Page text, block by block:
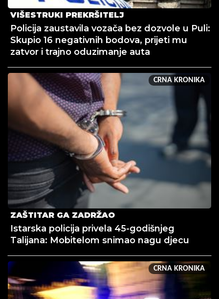
VIŠESTRUKI PREKRŠITELJ
Policija zaustavila vozača bez dozvole u Puli:
Skupio 16 negativnih bodova, prijeti mu
zatvor i trajno oduzimanje auta
CRNA KRONIKA
ZAŠTITAR GA ZADRŽAO
Istarska policija privela 45-godišnjeg
Talijana: Mobitelom snimao nagu djecu
CRNA KRONIKA